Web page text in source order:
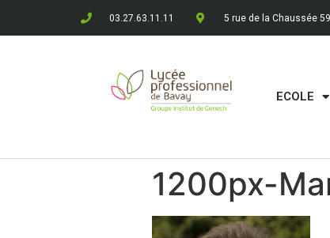
03.27.63.11.11 5 rue de la Chaussée
ECOLE
1200px-